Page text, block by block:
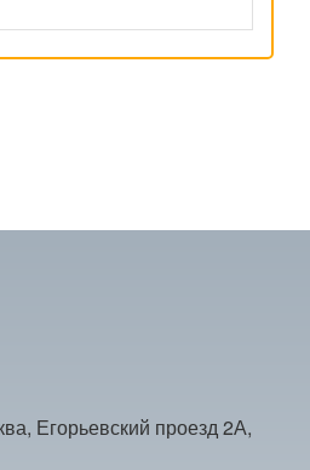
Егорьевский проезд 2А,